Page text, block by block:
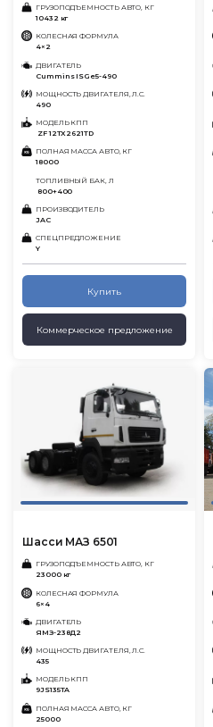
ГРУЗОПОДЪЕМНОСТЬ АВТО, КГ
10432 кг
КОЛЕСНАЯ ФОРМУЛА
4×2
ДВИГАТЕЛЬ
Cummins ISGe5-490
МОЩНОСТЬ ДВИГАТЕЛЯ, Л.С.
490
МОДЕЛЬ КПП
ZF 12TX2621TD
ПОЛНАЯ МАССА АВТО, КГ
18000
ТОПЛИВНЫЙ БАК, Л
800+400
ПРОИЗВОДИТЕЛЬ
JAC
СПЕЦПРЕДЛОЖЕНИЕ
Y
Купить
Коммерческое предложение
Шасси МАЗ 6501
ГРУЗОПОДЪЕМНОСТЬ АВТО, КГ
23000 кг
КОЛЕСНАЯ ФОРМУЛА
6×4
ДВИГАТЕЛЬ
ЯМЗ-238Д2
МОЩНОСТЬ ДВИГАТЕЛЯ, Л.С.
435
МОДЕЛЬ КПП
9JS135TA
ПОЛНАЯ МАССА АВТО, КГ
25000